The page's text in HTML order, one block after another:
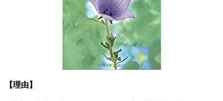
【理由】